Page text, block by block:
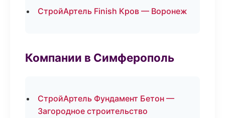
СтройАртель Finish Кров — Воронеж
Компании в Симферополь
СтройАртель Фундамент Бетон —
Загородное строительство